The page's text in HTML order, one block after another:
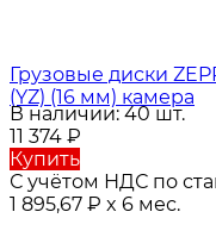
Грузовые диски
(YZ) (16 мм) камера
В наличии: 40 шт.
11 374 ₽
Купить
С учётом НДС по
1 895,67 ₽ x 6 мес.